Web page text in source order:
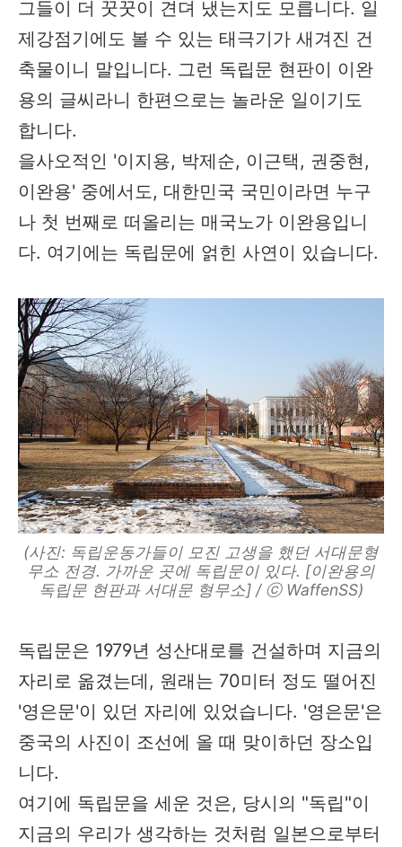
그들이 더 꿋꿋이 견뎌 냈는지도 모릅니다. 일
제강점기에도 볼 수 있는 태극기가 새겨진 건
축물이니 말입니다. 그런 독립문 현판이 이완
용의 글씨라니 한편으로는 놀라운 일이기도
합니다.
을사오적인 '이지용, 박제순, 이근택, 권중현,
이완용' 중에서도, 대한민국 국민이라면 누구
나 첫 번째로 떠올리는 매국노가 이완용입니
다. 여기에는 독립문에 얽힌 사연이 있습니다.
(사진: 독립운동가들이 모진 고생을 했던 서대문형
무소 전경. 가까운 곳에 독립문이 있다. [이완용의
독립문 현판과 서대문 형무소] / ⓒ WaffenSS)
독립문은 1979년 성산대로를 건설하며 지금의
자리로 옮겼는데, 원래는 70미터 정도 떨어진
'영은문'이 있던 자리에 있었습니다. '영은문'은
중국의 사진이 조선에 올 때 맞이하던 장소입
니다.
여기에 독립문을 세운 것은, 당시의 "독립"이
지금의 우리가 생각하는 것처럼 일본으로부터